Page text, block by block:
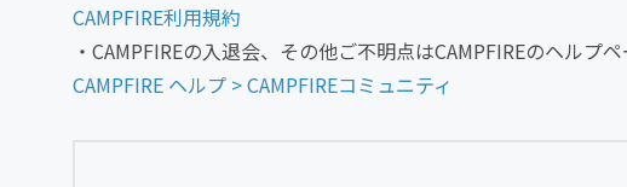
CAMPFIRE利用規約
・CAMPFIREの入退会、その他ご不明点はCAMPFIREのヘルプ
CAMPFIRE ヘルプ > CAMPFIREコミュニティ